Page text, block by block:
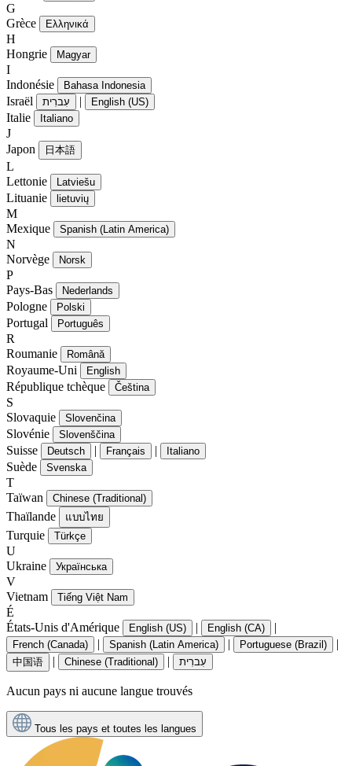
G
Grèce
Ελληνικά
H
Hongrie
Magyar
I
Indonésie
Bahasa Indonesia
Israël עִברִית | English (US)
Italie Italiano
J
Japon
日本語
L
Lettonie
Latviešu
Lituanie lietuvių
M
Mexique
Spanish (Latin America)
N
Norvège
Norsk
P
Pays-Bas
Nederlands
Pologne Polski
Portugal Português
R
Roumanie
Română
Royaume-Uni English
République tchèque Čeština
S
Slovaquie
Slovenčina
Slovénie Slovenščina
Suisse Deutsch | Français | Italiano
Suède Svenska
T
Taïwan
Chinese (Traditional)
Thaïlande แบบไทย
Turquie Türkçe
U
Ukraine
Українська
V
Vietnam
Tiếng Việt Nam
É
États-Unis d'Amérique
English (US) | English (CA) |
French (Canada) | Spanish (Latin America) | Portuguese (Brazil) |
中国语 | Chinese (Traditional) | עִברִית
Aucun pays ni aucune langue trouvés
Tous les pays et toutes les langues